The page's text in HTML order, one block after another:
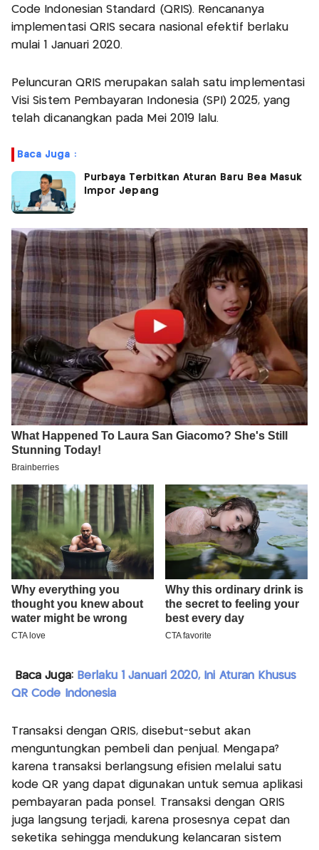
Code Indonesian Standard (QRIS). Rencananya
implementasi QRIS secara nasional efektif berlaku
mulai 1 Januari 2020.
Peluncuran QRIS merupakan salah satu implementasi
Visi Sistem Pembayaran Indonesia (SPI) 2025, yang
telah dicanangkan pada Mei 2019 lalu.
Baca Juga :
Purbaya Terbitkan Aturan Baru Bea Masuk
Impor Jepang
Baca Juga:Berlaku 1 Januari 2020, Ini Aturan Khusus
QR Code Indonesia
Transaksi dengan QRIS, disebut-sebut akan
menguntungkan pembeli dan penjual. Mengapa?
karena transaksi berlangsung efisien melalui satu
kode QR yang dapat digunakan untuk semua aplikasi
pembayaran pada ponsel. Transaksi dengan QRIS
juga langsung terjadi, karena prosesnya cepat dan
seketika sehingga mendukung kelancaran sistem